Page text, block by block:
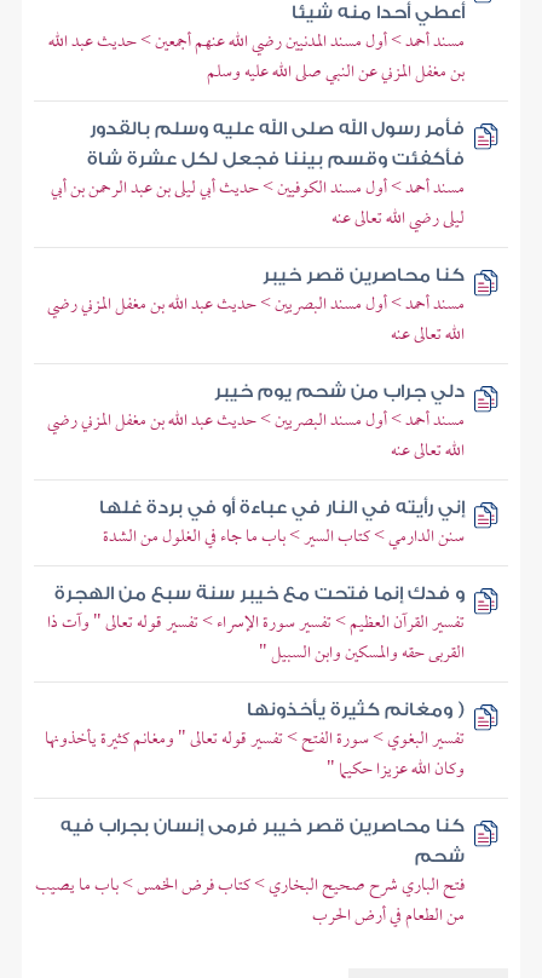
أعطي أحدا منه شيئا
مسند أحمد > أول مسند المدنيين رضي الله عنهم أجمعين > حديث عبد الله
بن مغفل المزني عن النبي صلى الله عليه وسلم
فأمر رسول الله صلى الله عليه وسلم بالقدور
فأكفئت وقسم بيننا فجعل لكل عشرة شاة
مسند أحمد > أول مسند الكوفيين > حديث أبي ليلى بن عبد الرحمن بن أبي
ليلى رضي الله تعالى عنه
كنا محاصرين قصر خيبر
مسند أحمد > أول مسند البصريين > حديث عبد الله بن مغفل المزني رضي
الله تعالى عنه
دلي جراب من شحم يوم خيبر
مسند أحمد > أول مسند البصريين > حديث عبد الله بن مغفل المزني رضي
الله تعالى عنه
إني رأيته في النار في عباءة أو في بردة غلها
سنن الدارمي > كتاب السير > باب ما جاء في الغلول من الشدة
و فدك إنما فتحت مع خيبر سنة سبع من الهجرة
تفسير القرآن العظيم > تفسير سورة الإسراء > تفسير قوله تعالى " وآت ذا
القربى حقه والمسكين وابن السبيل "
( ومغانم كثيرة يأخذونها
تفسير البغوي > سورة الفتح > تفسير قوله تعالى " ومغانم كثيرة يأخذونها
وكان الله عزيزا حكيما "
كنا محاصرين قصر خيبر فرمى إنسان بجراب فيه
شحم
فتح الباري شرح صحيح البخاري > كتاب فرض الخمس > باب ما يصيب
من الطعام في أرض الحرب